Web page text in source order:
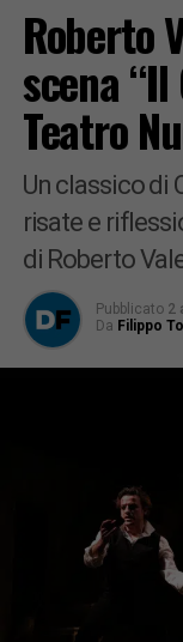
Roberto
scena
Teatro
Un classico di
risate e
di Roberto
Pubblicato 2
Da Filippo